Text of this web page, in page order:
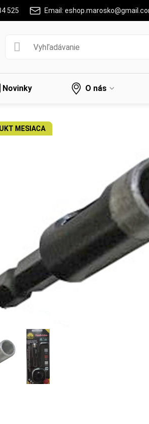
525 Email:
Novinky O nás
MESIACA